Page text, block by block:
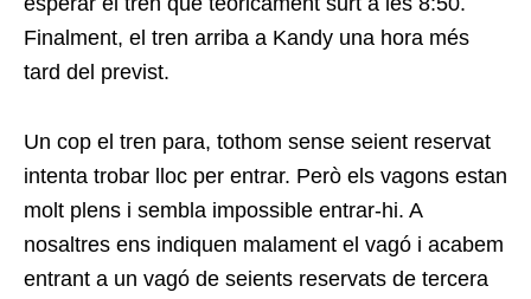
Finalment, el tren arriba a Kandy una hora més
tard del previst.
Un cop el tren para, tothom sense seient reservat
intenta trobar lloc per entrar. Però els vagons estan
molt plens i sembla impossible entrar-hi. A
nosaltres ens indiquen malament el vagó i acabem
entrant a un vagó de seients reservats de tercera